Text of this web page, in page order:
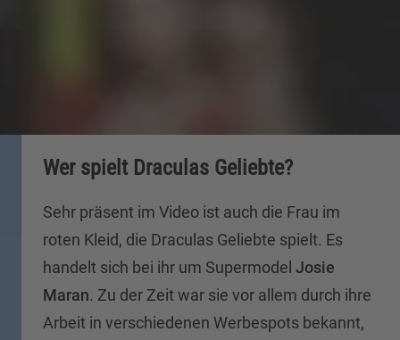
Wer spielt Draculas Geliebte?
Sehr präsent im Video ist auch die Frau im
roten Kleid, die Draculas Geliebte spielt. Es
handelt sich bei ihr um Supermodel Josie
Maran. Zu der Zeit war sie vor allem durch ihre
Arbeit in verschiedenen Werbespots bekannt,